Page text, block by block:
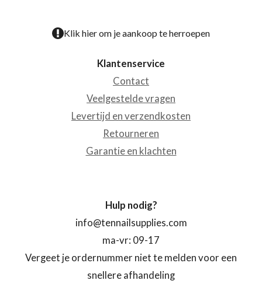
Klik hier om je aankoop te herroepen
Klantenservice
Contact
Veelgestelde vragen
Levertijd en verzendkosten
Retourneren
Garantie en klachten
Hulp nodig?
info@tennailsupplies.com
ma-vr: 09-17
Vergeet je ordernummer niet te melden voor een
snellere afhandeling